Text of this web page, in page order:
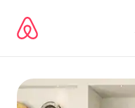
directement